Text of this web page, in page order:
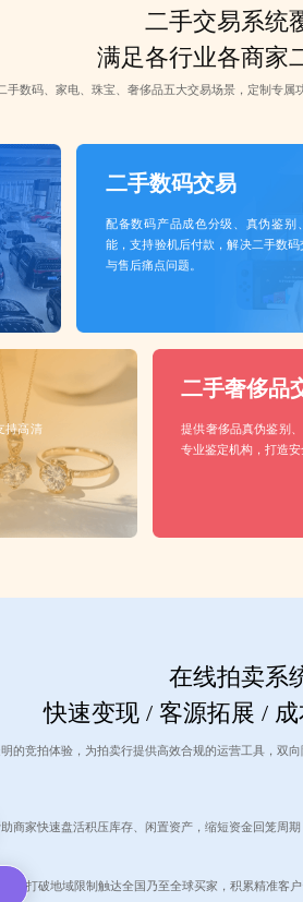
二手交易系统
满足各行业各商家
手数码、家电、珠宝、奢侈品五大交易场景，定制专
二手数码交易
配备数码产品成色分级、真伪鉴别
能，支持验机后付款，解决二手数
与售后痛点问题。
持高清
二手奢侈品
提供奢侈品真伪鉴别
专业鉴定机构，打造安
在线拍卖系
快速变现 / 客源拓展 /
的竞拍体验，为拍卖行提供高效合规的运营工具，双
商家快速盘活积压库存、闲置资产，缩短资金回笼周期
打破地域限制触达全国乃至全球买家，积累精准客户